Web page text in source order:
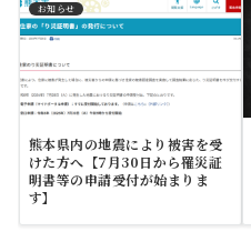
お知らせ
熊本県内の地震により被害を受
けた方へ【7月30日から罹災証
明書等の申請受付が始まりま
す】